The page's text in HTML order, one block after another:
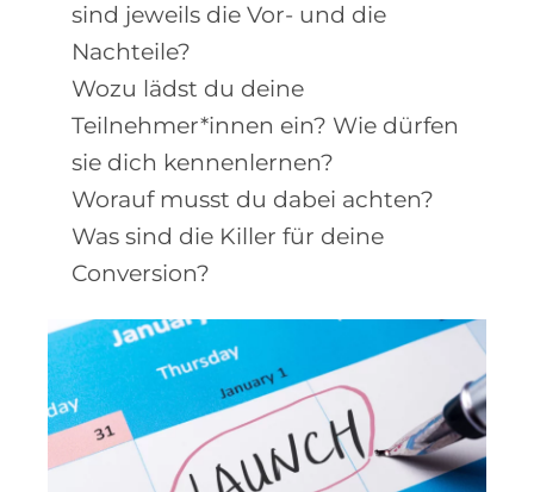
sind jeweils die Vor- und die
Nachteile?
Wozu lädst du deine
Teilnehmer*innen ein? Wie dürfen
sie dich kennenlernen?
Worauf musst du dabei achten?
Was sind die Killer für deine
Conversion?